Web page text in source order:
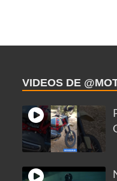
VIDEOS DE